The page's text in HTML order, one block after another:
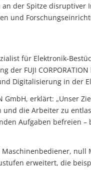
der Spitze disruptiver
und
für Elek­tronik-
der FUJI
Digitali­sierung in der
GmbH, erklärt: „Unser
die Arbeiter zu
Aufga­ben befreien
Maschinen­bediener,
er­weitert, die